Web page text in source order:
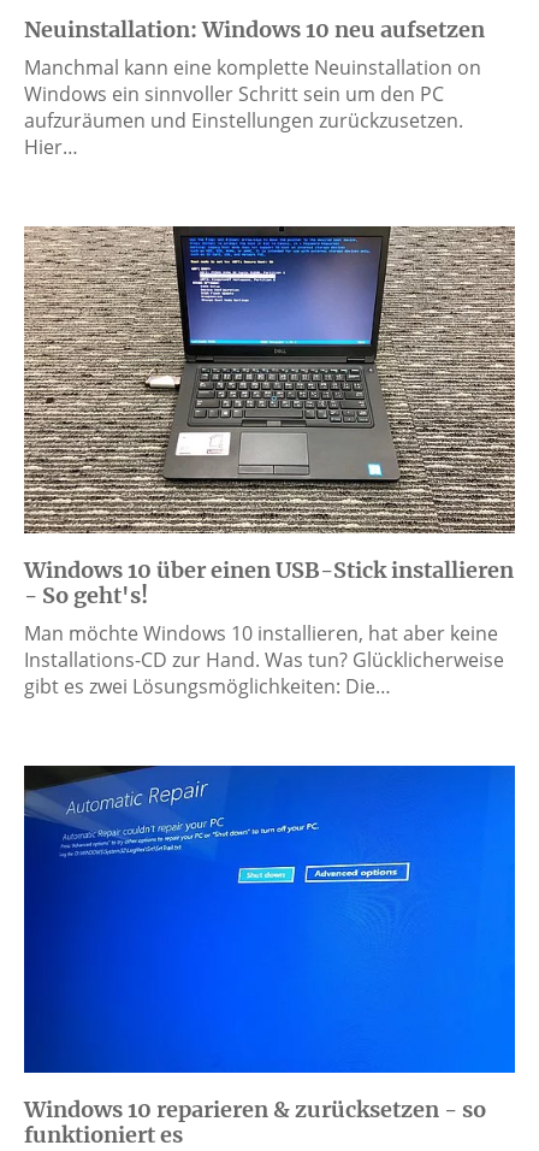
Neuinstallation: Windows 10 neu aufsetzen
Manchmal kann eine komplette Neuinstallation on
Windows ein sinnvoller Schritt sein um den PC
aufzuräumen und Einstellungen zurückzusetzen.
Hier…
Windows 10 über einen USB-Stick installieren
- So geht's!
Man möchte Windows 10 installieren, hat aber keine
Installations-CD zur Hand. Was tun? Glücklicherweise
gibt es zwei Lösungsmöglichkeiten: Die…
Windows 10 reparieren & zurücksetzen - so
funktioniert es